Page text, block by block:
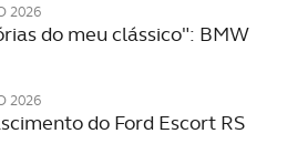
2026
do meu clássico": BMW
2026
do Ford Escort RS